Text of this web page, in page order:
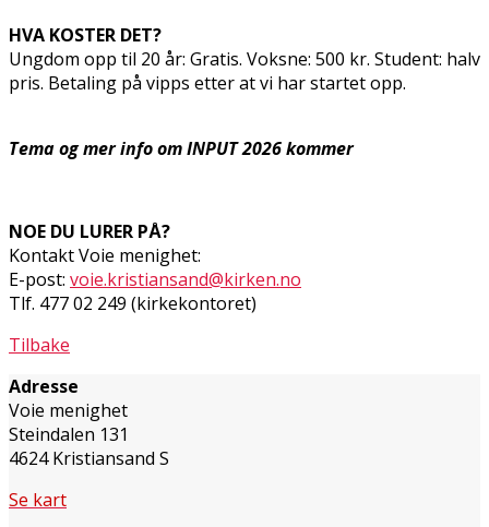
HVA KOSTER DET?
Ungdom opp til 20 år: Gratis. Voksne: 500 kr. Student: halv
pris. Betaling på vipps etter at vi har startet opp.
Tema og mer info om INPUT 2026 kommer
NOE DU LURER PÅ?
Kontakt Voie menighet:
E-post: voie.kristiansand@kirken.no
Tlf. 477 02 249 (kirkekontoret)
Tilbake
Adresse
Voie menighet
Steindalen 131
4624 Kristiansand S
Se kart